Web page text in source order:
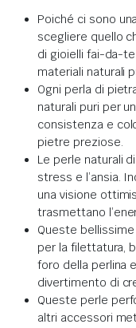
Poiché ci sono
scegliere quello
di gioielli fai-da-
materiali naturali
Ogni perla di
naturali puri per
consistenza e
pietre preziose.
Le perle naturali
stress e l’ansia.
una visione
trasmettano
Queste
per la filettatura,
foro della perlina
divertimento di
Queste perle
altri accessori